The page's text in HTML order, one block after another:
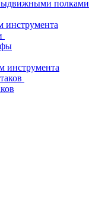
полками
инструмента
инструмента